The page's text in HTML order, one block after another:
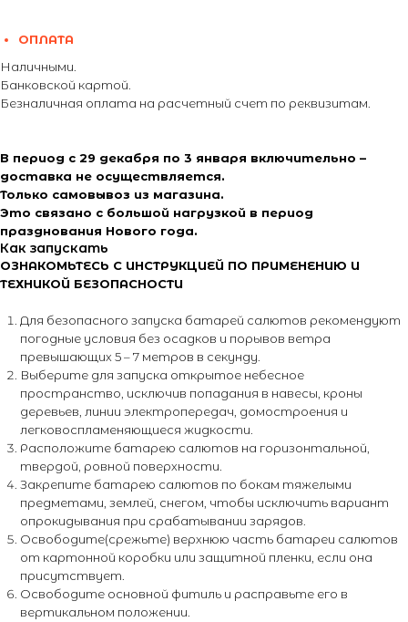
ОПЛАТА
Наличными.
Банковской картой.
Безналичная оплата на расчетный счет по реквизитам.
В период с 29 декабря по 3 января включительно –
доставка не осуществляется.
Только самовывоз из магазина.
Это связано с большой нагрузкой в период
празднования Нового года.
Как запускать
ОЗНАКОМЬТЕСЬ С ИНСТРУКЦИЕЙ ПО ПРИМЕНЕНИЮ И
ТЕХНИКОЙ БЕЗОПАСНОСТИ
Для безопасного запуска батарей салютов рекомендуют
погодные условия без осадков и порывов ветра
превышающих 5 – 7 метров в секунду.
Выберите для запуска открытое небесное
пространство, исключив попадания в навесы, кроны
деревьев, линии электропередач, домостроения и
легковоспламеняющиеся жидкости.
Расположите батарею салютов на горизонтальной,
твердой, ровной поверхности.
Закрепите батарею салютов по бокам тяжелыми
предметами, землей, снегом, чтобы исключить вариант
опрокидывания при срабатывании зарядов.
Освободите(срежьте) верхнюю часть батареи салютов
от картонной коробки или защитной пленки, если она
присутствует.
Освободите основной фитиль и расправьте его в
вертикальном положении.